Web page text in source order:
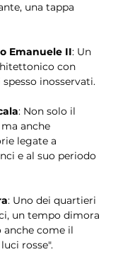
una tappa
Emanuele II: Un
con
inosservati.
: Non solo il
anche
legate a
e al suo periodo
: Uno dei quartieri
un tempo dimora
come il
rosse".